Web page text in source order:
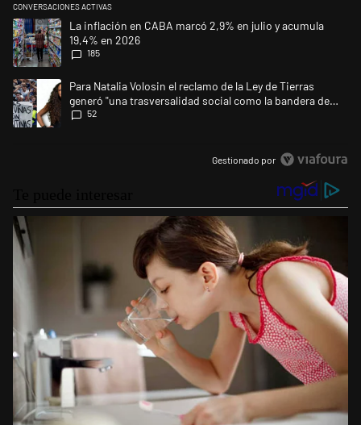
CONVERSACIONES ACTIVAS
Este listado muestra los artículos con más comentarios en los últimos
Un artículo de tendencia con el título "La inflación en CABA marcó
La inflación en CABA marcó 2,9% en julio y acumula
19,4% en 2026
185
Un artículo de tendencia con el título "Para Natalia Volosin el reclamo
Para Natalia Volosin el reclamo de la Ley de Tierras
generó "una trasversalidad social como la bandera de
Malvinas"
52
Gestionado por